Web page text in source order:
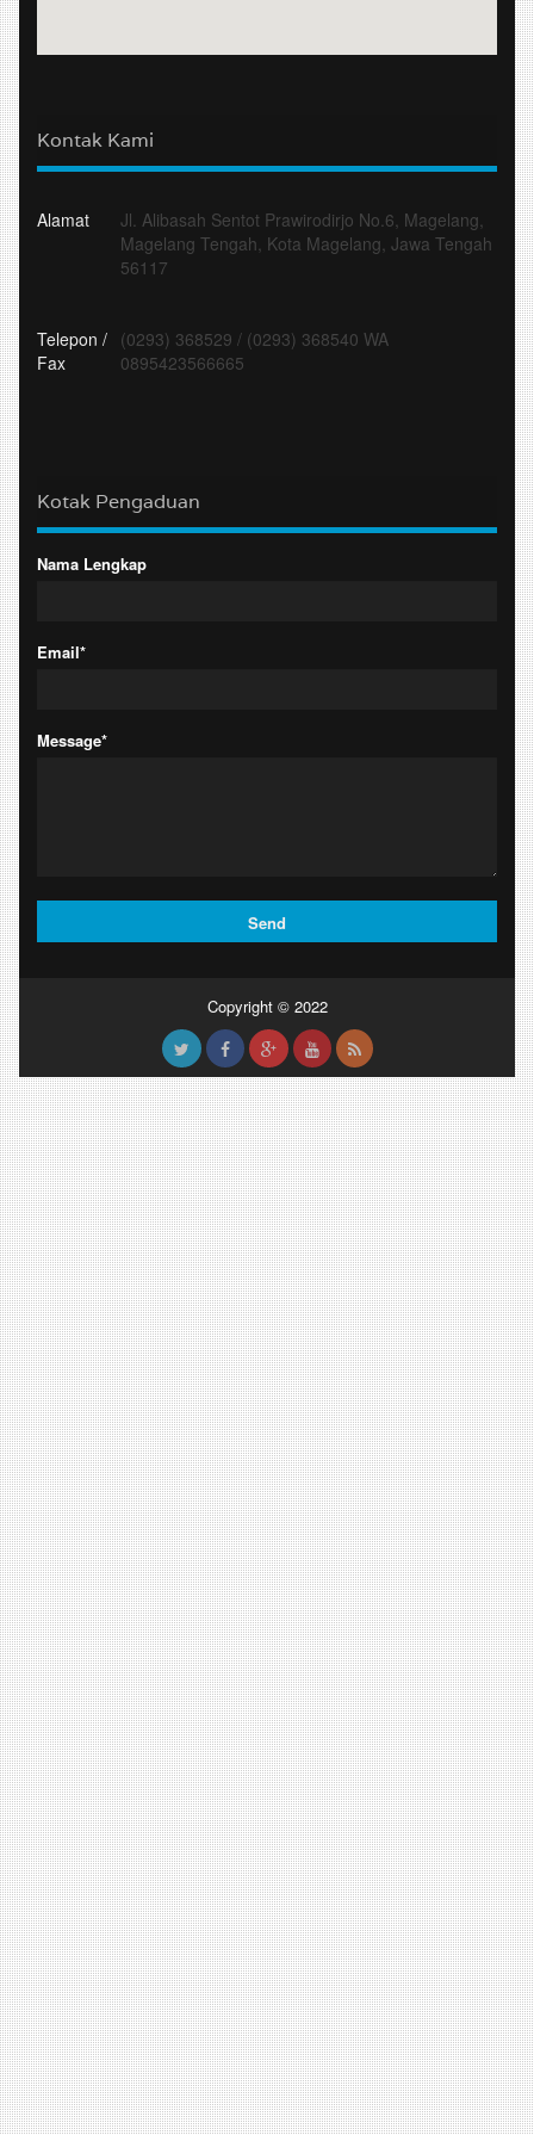
Kontak Kami
Alamat
Jl. Alibasah Sentot Prawirodirjo No.6, Magelang,
Magelang Tengah, Kota Magelang, Jawa Tengah
56117
Telepon /
Fax
(0293) 368529 / (0293) 368540 WA
0895423566665
Kotak Pengaduan
Nama Lengkap
Email*
Message*
Copyright © 2022